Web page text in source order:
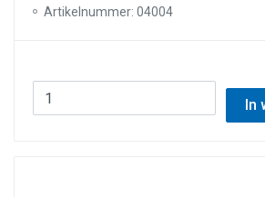
Artikelnummer: 04004
In